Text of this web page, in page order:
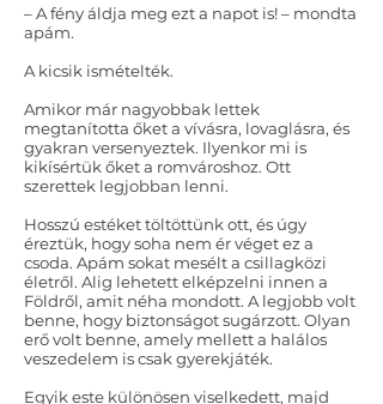
– A fény áldja meg ezt a napot is! – mondta
apám.
A kicsik ismételték.
Amikor már nagyobbak lettek
megtanította őket a vívásra, lovaglásra, és
gyakran versenyeztek. Ilyenkor mi is
kikísértük őket a romvároshoz. Ott
szerettek legjobban lenni.
Hosszú estéket töltöttünk ott, és úgy
éreztük, hogy soha nem ér véget ez a
csoda. Apám sokat mesélt a csillagközi
életről. Alig lehetett elképzelni innen a
Földről, amit néha mondott. A legjobb volt
benne, hogy biztonságot sugárzott. Olyan
erő volt benne, amely mellett a halálos
veszedelem is csak gyerekjáték.
Egyik este különösen viselkedett, majd